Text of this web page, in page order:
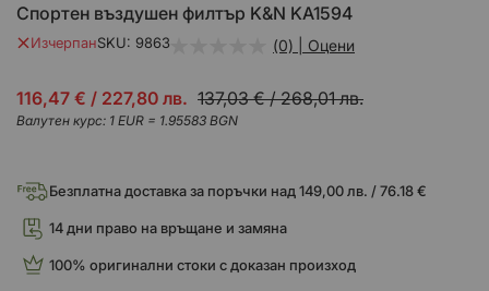
на
галерия
Спортен въздушен филтър K&N KA1594
ИзчерпанSKU 9863 (0) | Оцени
Промо
цена
116,47 € / 227,80 лв. 137,03 €/268,01 лв.
Валутен курс: 1 EUR = 1.95583 BGN
Безплатна доставка за поръчки над 149,00 лв. / 76.18 €
14 дни право на връщане и замяна
100% оригинални стоки с доказан произход